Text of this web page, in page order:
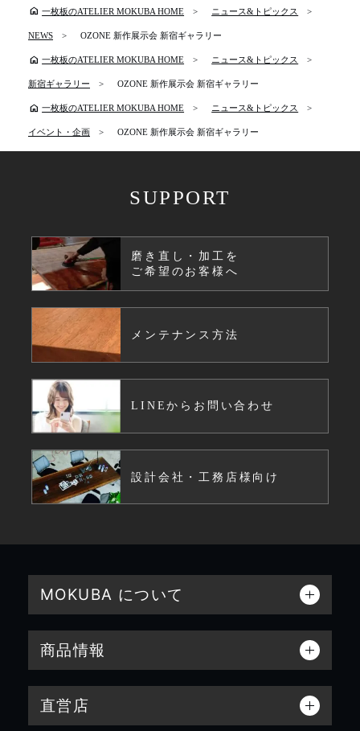
home 一枚板のATELIER MOKUBA HOME ニュース&トピックス
NEWS OZONE 新作展示会 新宿ギャラリー
home 一枚板のATELIER MOKUBA HOME ニュース&トピックス
新宿ギャラリー OZONE 新作展示会 新宿ギャラリー
home 一枚板のATELIER MOKUBA HOME ニュース&トピックス
イベント・企画 OZONE 新作展示会 新宿ギャラリー
SUPPORT
磨き直し・加工を
ご希望のお客様へ
メンテナンス方法
LINEからお問い合わせ
設計会社・工務店様向け
MOKUBA について
商品情報
直営店